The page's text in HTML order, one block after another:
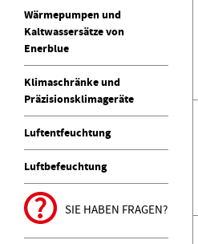
Wärmepumpen und
Kaltwassersätze von
Enerblue
Klimaschränke und
Präzisionsklimageräte
Luftentfeuchtung
Luftbefeuchtung
SIE HABEN FRAGEN?